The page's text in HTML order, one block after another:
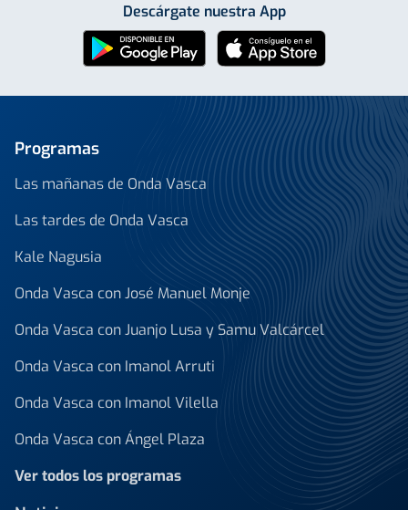
Descárgate nuestra App
Programas
Las mañanas de Onda Vasca
Las tardes de Onda Vasca
Kale Nagusia
Onda Vasca con José Manuel Monje
Onda Vasca con Juanjo Lusa y Samu Valcárcel
Onda Vasca con Imanol Arruti
Onda Vasca con Imanol Vilella
Onda Vasca con Ángel Plaza
Ver todos los programas